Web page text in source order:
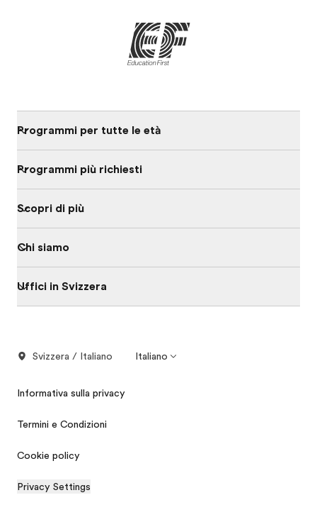
Programmi per tutte le età
Programmi più richiesti
Scopri di più
Chi siamo
Uffici in Svizzera
Svizzera / Italiano Italiano
Informativa sulla privacy
Termini e Condizioni
Cookie policy
Privacy Settings